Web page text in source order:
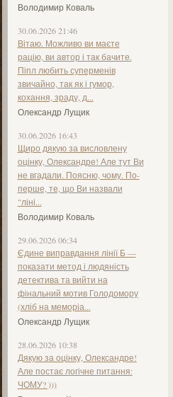
Володимир Коваль
30.06.2026 21:46
Вітаю. Можливо ви маєте
рацію, ви автор і так бачите.
Піпл любить суперменів
звичайно, так як і гумор,
кохання, зраду, д...
Олександр Лущик
30.06.2026 16:43
Щиро дякую за висловлену
оцінку, Олександре! Але тут Ви
не вгадали. Поясню, чому. По-
перше, те, що Ви назвали
"ліні...
Володимир Коваль
29.06.2026 06:34
Єдине виправдання лінії Б —
показати метод і людяність
детектива та вийти на
фінальний мотив Голодомору
(хліб на меморіа...
Олександр Лущик
28.06.2026 10:38
Дякую за оцінку, Олександре!
Але постає логічне питання:
ЧОМУ? )))